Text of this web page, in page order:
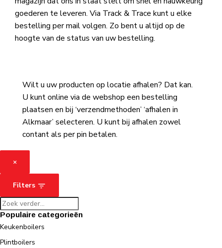
goederen te leveren. Via Track & Trace kunt u elke
bestelling per mail volgen. Zo bent u altijd op de
hoogte van de status van uw bestelling.
Wilt u uw producten op locatie afhalen? Dat kan.
U kunt online via de webshop een bestelling
plaatsen en bij ‘verzendmethoden’ ‘afhalen in
Alkmaar’ selecteren. U kunt bij afhalen zowel
contant als per pin betalen.
×
Filters
Populaire categorieën
Keukenboilers
Plintboilers